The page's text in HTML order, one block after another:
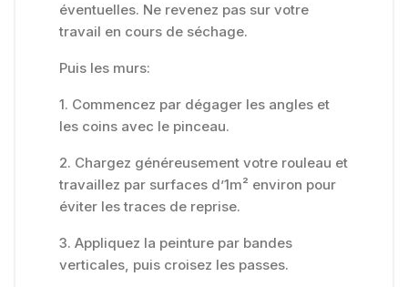
éventuelles. Ne revenez pas sur votre
travail en cours de séchage.
Puis les murs:
1. Commencez par dégager les angles et
les coins avec le pinceau.
2. Chargez généreusement votre rouleau et
travaillez par surfaces d’1m² environ pour
éviter les traces de reprise.
3. Appliquez la peinture par bandes
verticales, puis croisez les passes.